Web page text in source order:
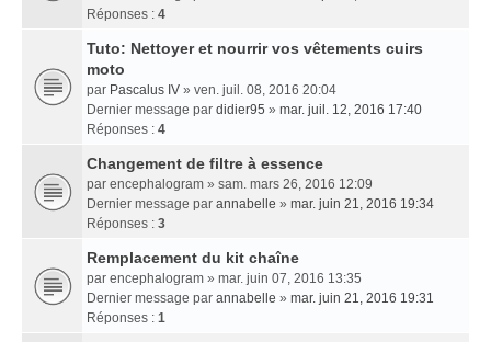
Réponses : 4
Tuto: Nettoyer et nourrir vos vêtements cuirs
moto
par Pascalus IV » ven. juil. 08, 2016 20:04
Dernier message par didier95 » mar. juil. 12, 2016 17:40
Réponses : 4
Changement de filtre à essence
par encephalogram » sam. mars 26, 2016 12:09
Dernier message par annabelle » mar. juin 21, 2016 19:34
Réponses : 3
Remplacement du kit chaîne
par encephalogram » mar. juin 07, 2016 13:35
Dernier message par annabelle » mar. juin 21, 2016 19:31
Réponses : 1